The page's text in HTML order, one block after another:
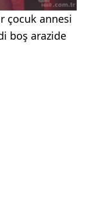
çocuk annesi
boş arazide